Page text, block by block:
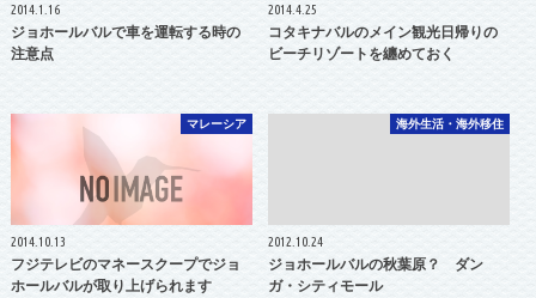
2014.1.16
ジョホールバルで車を運転する時の
注意点
2014.4.25
コタキナバルのメイン観光日帰りの
ビーチリゾートを纏めておく
マレーシア
2014.10.13
フジテレビのマネースクープでジョ
ホールバルが取り上げられます
海外生活・海外移住
2012.10.24
ジョホールバルの秋葉原？ ダン
ガ・シティモール